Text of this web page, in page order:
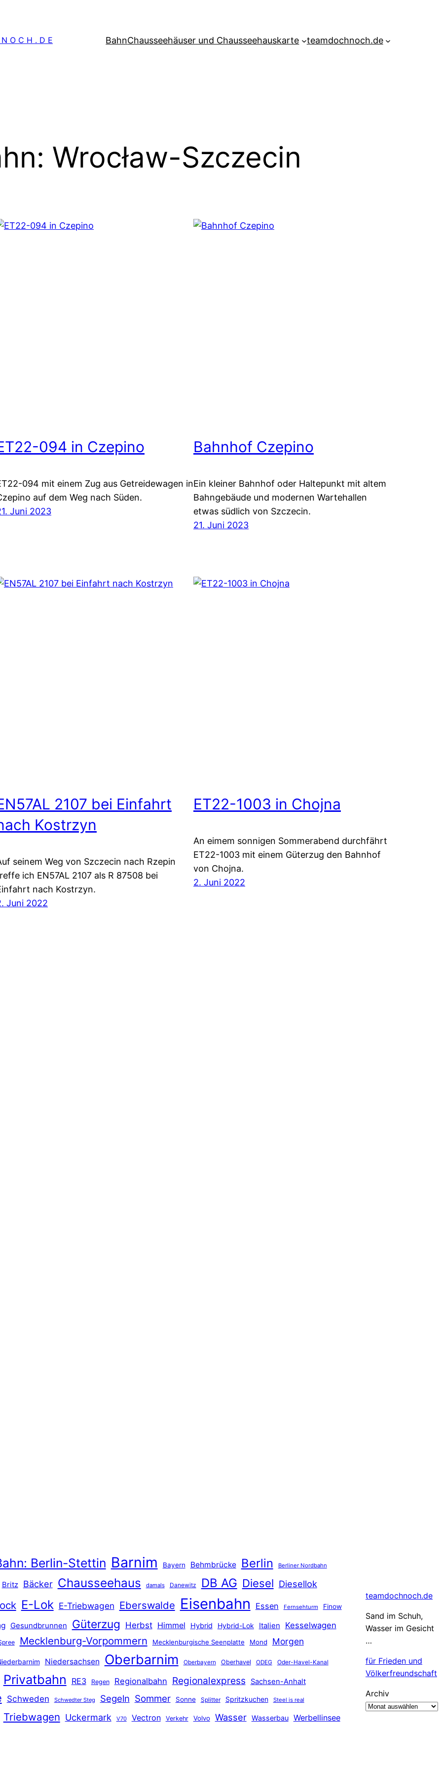
O C H . D E BahnChausseehäuser und Chausseehauskarte teamdochnoch.de
Wrocław-Szczecin
094 in Czepino
094 mit einem Zug aus Getreidewagen in
auf dem Weg nach Süden.
Juni 2023
Bahnhof Czepino
Ein kleiner Bahnhof oder Haltepunkt mit altem
Bahngebäude und modernen Wartehallen
etwas südlich von Szczecin.
21. Juni 2023
2107 bei Einfahrt
Kostrzyn
seinem Weg von Szczecin nach Rzepin
ich EN57AL 2107 als R 87508 bei
nach Kostrzyn.
Juni 2022
ET22-1003 in Chojna
An eimem sonnigen Sommerabend durchfährt
ET22-1003 mit einem Güterzug den Bahnhof
von Chojna.
2. Juni 2022
Berlin-Stettin Barnim Bayern Behmbrücke Berlin Berliner Nordbahn
Britz Bäcker Chausseehaus damals Danewitz DB AG Diesel Diesellok
E-Lok E-Triebwagen Eberswalde Eisenbahn Essen Fernsehturm Finow
Gesundbrunnen Güterzug Herbst Himmel Hybrid Hybrid-Lok Italien Kesselwagen
Mecklenburg-Vorpommern Mecklenburgische Seenplatte Mond Morgen
Niedersachsen Oberbarnim Oberbayern Oberhavel ODEG Oder-Havel-Kanal
Privatbahn RE3 Regen Regionalbahn Regionalexpress Sachsen-Anhalt
Schweden Schwedter Steg Segeln Sommer Sonne Splitter Spritzkuchen Steel is real
Triebwagen Uckermark V70 Vectron Verkehr Volvo Wasser Wasserbau Werbellinsee
teamdochnoch.de
Sand im Schuh,
Wasser im Gesicht
…
für Frieden und
Völkerfreundschaft
Archiv